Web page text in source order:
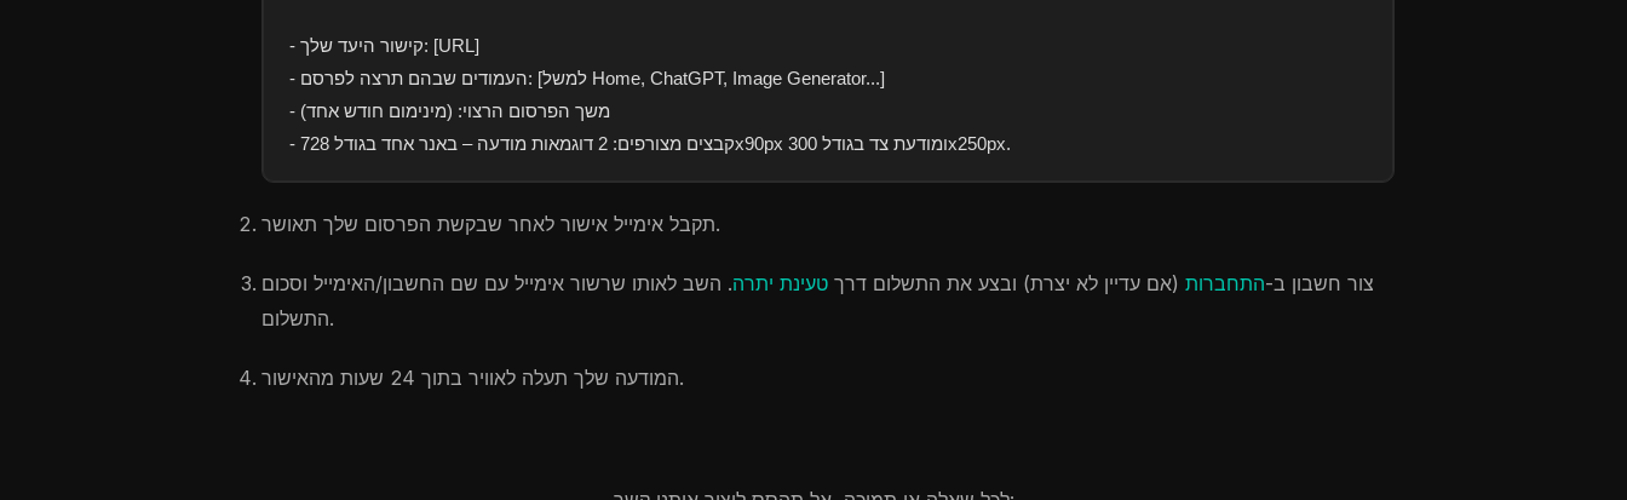
- קישור היעד שלך: [URL]
- העמודים שבהם תרצה לפרסם: [למשל Home, ChatGPT, Image Generator...]
- משך הפרסום הרצוי: (מינימום חודש אחד)
- קבצים מצורפים: 2 דוגמאות מודעה – באנר אחד בגודל 728x90px ומודעת צד בגודל 300x250px.
תקבל אימייל אישור לאחר שבקשת הפרסום שלך תאושר.
צור חשבון ב-התחברות (אם עדיין לא יצרת) ובצע את התשלום דרך טעינת יתרה. השב לאותו שרשור אימייל עם שם החשבון/האימייל וסכום
התשלום.
המודעה שלך תעלה לאוויר בתוך 24 שעות מהאישור.